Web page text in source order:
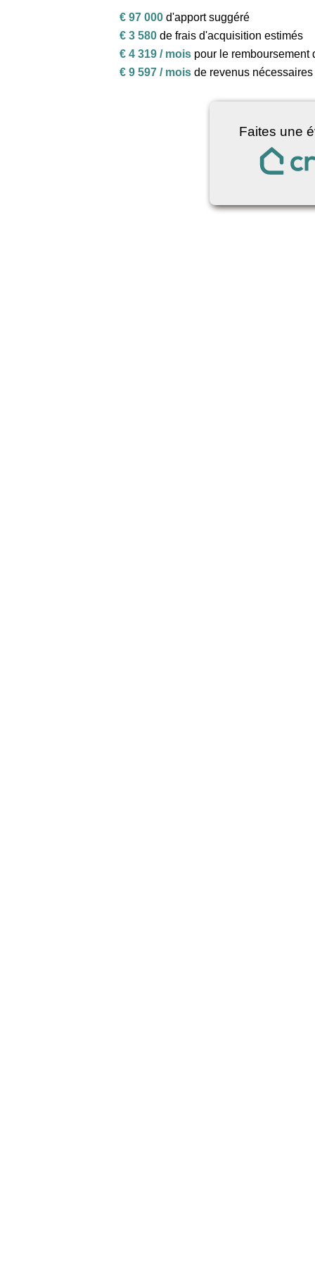
€ 97 000 d'apport suggéré
€ 3 580 de frais d'acquisition estimés
€ 4 319 / mois pour le remboursement
€ 9 597 / mois de revenus
Faites une